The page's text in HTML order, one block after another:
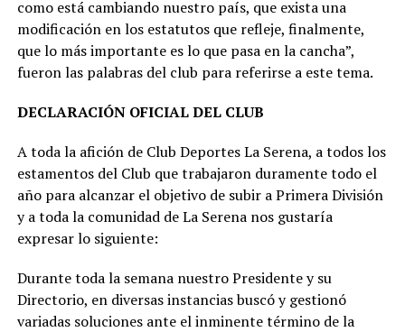
como está cambiando nuestro país, que exista una
modificación en los estatutos que refleje, finalmente,
que lo más importante es lo que pasa en la cancha”,
fueron las palabras del club para referirse a este tema.
DECLARACIÓN OFICIAL DEL CLUB
A toda la afición de Club Deportes La Serena, a todos los
estamentos del Club que trabajaron duramente todo el
año para alcanzar el objetivo de subir a Primera División
y a toda la comunidad de La Serena nos gustaría
expresar lo siguiente:
Durante toda la semana nuestro Presidente y su
Directorio, en diversas instancias buscó y gestionó
variadas soluciones ante el inminente término de la